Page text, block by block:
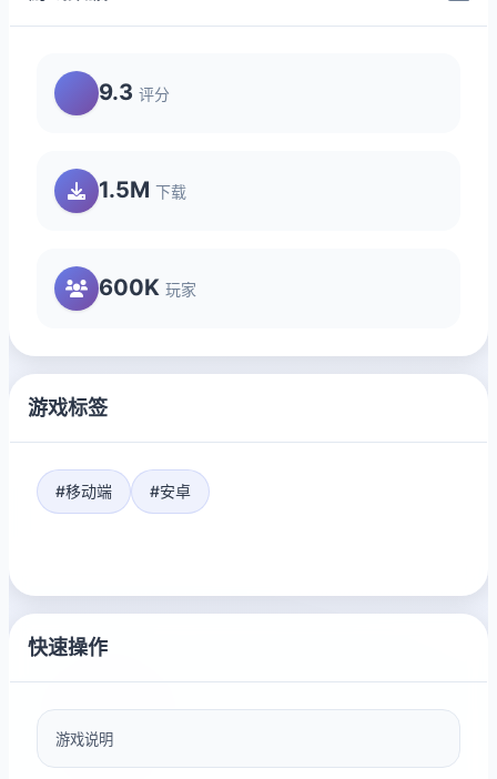
9.3 评分
1.5M 下载
600K 玩家
游戏标签
#移动端 #安卓
快速操作
游戏说明